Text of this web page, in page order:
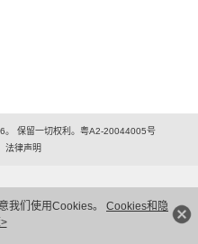
我们使用Cookies。 Cookies和隐
。 保留一切权利。粤A2-20044005号
法律声明